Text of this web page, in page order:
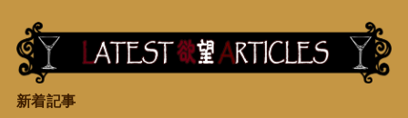
新着記事